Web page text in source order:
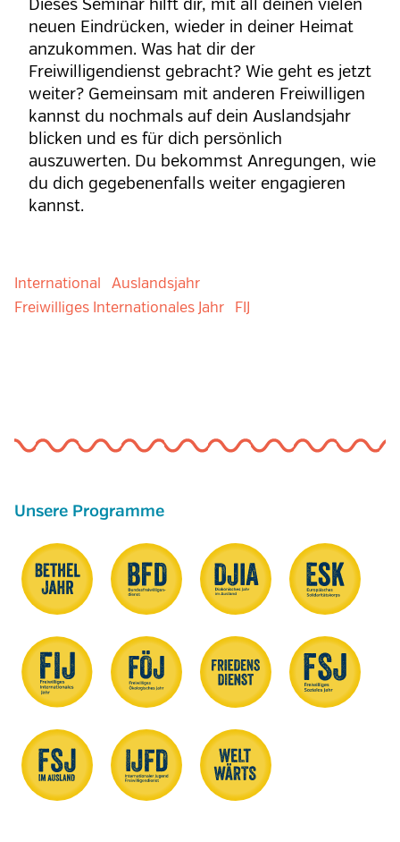
Dieses Seminar hilft dir, mit all deinen vielen
neuen Eindrücken, wieder in deiner Heimat
anzukommen. Was hat dir der
Freiwilligendienst gebracht? Wie geht es jetzt
weiter? Gemeinsam mit anderen Freiwilligen
kannst du nochmals auf dein Auslandsjahr
blicken und es für dich persönlich
auszuwerten. Du bekommst Anregungen, wie
du dich gegebenenfalls weiter engagieren
kannst.
International
Auslandsjahr
Freiwilliges Internationales Jahr
FIJ
Unsere Programme